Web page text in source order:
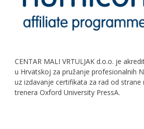
CENTAR MALI VRTULJAK d.o.o. je
u Hrvatskoj za pružanje profesionalnih
uz izdavanje certifikata za rad od strane
trenera Oxford University PressA.